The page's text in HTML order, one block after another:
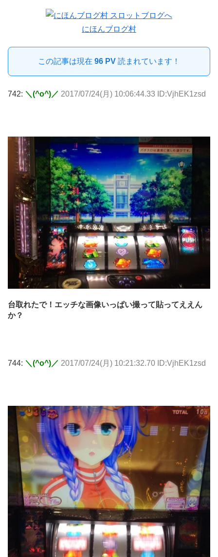
にほんブログ村
この記事は現在 96 PV 読まれています！
742: ＼(^o^)／ 2017/07/24(月) 10:06:44.33 ID:VjhEK1zsd
台取れたで！エッチな画像いっぱい撮って貼ってええん
か？
744: ＼(^o^)／ 2017/07/24(月) 10:21:32.70 ID:VjhEK1zsd